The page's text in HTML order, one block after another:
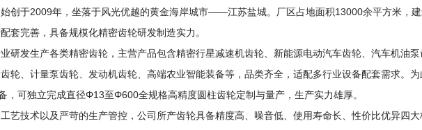
创于2009年，坐落于风光优越的黄金海岸城市——江苏盐城。厂区占地面积13000余平方米，
套完善，具备规模化精密齿轮研发制造实力。
研发生产各类精密齿轮，主营产品包含精密行星减速机齿轮、新能源电动汽车齿轮、汽车机油
轮、计量泵齿轮、发动机齿轮、高端农业智能装备等，品类齐全，适配多行业设备配套需求。为
，可独立完成直径Φ13至Φ600全规格高精度圆柱齿轮定制与量产，生产实力雄厚。
艺技术以及严苛的生产管控，公司所产齿轮具备精度高、噪音低、使用寿命长、性价比优异四大